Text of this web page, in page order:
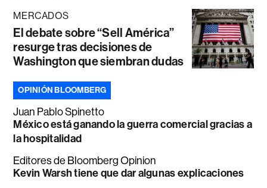
MERCADOS
El debate sobre “Sell América”
resurge tras decisiones de
Washington que siembran dudas
OPINIÓN BLOOMBERG
Juan Pablo Spinetto
México está ganando la guerra comercial gracias a
la hospitalidad
Editores de Bloomberg Opinion
Kevin Warsh tiene que dar algunas explicaciones